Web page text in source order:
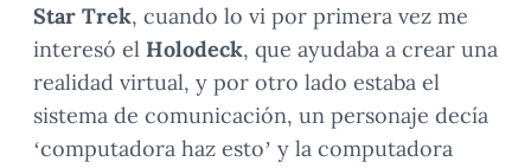
Star Trek, cuando lo vi por primera vez me
interesó el Holodeck, que ayudaba a crear una
realidad virtual, y por otro lado estaba el
sistema de comunicación, un personaje decía
‘computadora haz esto’ y la computadora